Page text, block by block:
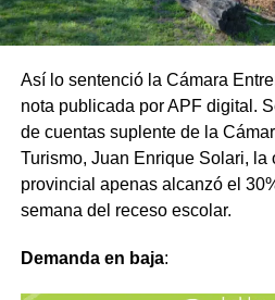
Así lo sentenció la Cámara
nota publicada por APF digital.
de cuentas suplente de la
Turismo, Juan Enrique Solari, la
provincial apenas alcanzó el
semana del receso escolar.
Demanda en baja: